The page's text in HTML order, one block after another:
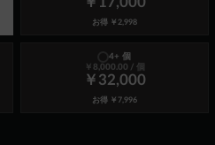
お得 ￥2,998
4+ 個
￥8,000.00 / 個
￥32,000
お得 ￥7,996